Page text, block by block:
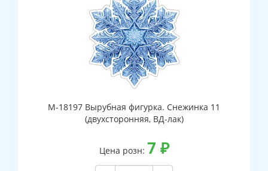
М-18197 Вырубная фигурка. Снежинка 11
(двухсторонняя, ВД-лак)
Цена розн: 7 ₽